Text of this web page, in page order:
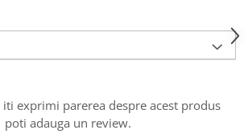
iti exprimi parerea despre acest produs
poti adauga un review.